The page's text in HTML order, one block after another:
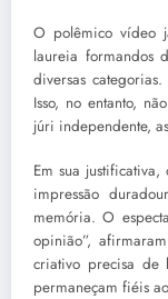
O polêmico vídeo
laureia formandos
diversas
Isso, no entanto,
júri independente,
Em sua
impressão
memória. O
opinião”,
criativo precisa de
permaneçam fiéis